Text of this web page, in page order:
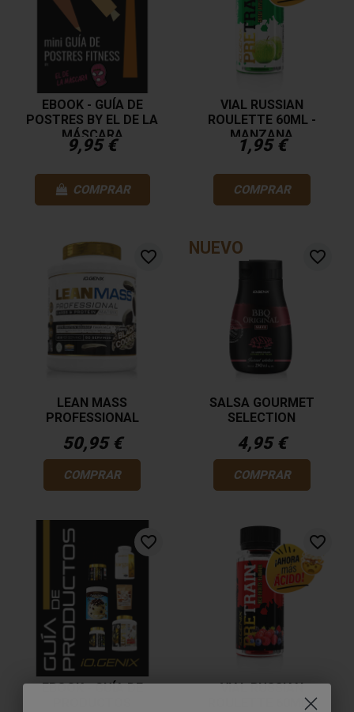
EBOOK - GUÍA DE
POSTRES BY EL DE LA
MÁSCARA
9,95 €
COMPRAR
VIAL RUSSIAN
ROULETTE 60ML -
MANZANA
1,95 €
COMPRAR
favorite_border
LEAN MASS
PROFESSIONAL
50,95 €
COMPRAR
NUEVO favorite_border
SALSA GOURMET
SELECTION
4,95 €
COMPRAR
favorite_border
EBOOK - GUÍA DE
favorite_border
VIAL RUSSIAN
ROULETTE 60ML -